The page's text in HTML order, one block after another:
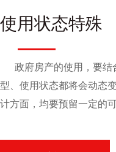
使用状态特殊
政府房产的使用，要结
型、使用状态都将会动态
计方面，均要预留一定的